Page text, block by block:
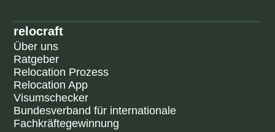
relocraft
Über uns
Ratgeber
Relocation Prozess
Relocation App
Visumschecker
Bundesverband für internationale
Fachkräftegewinnung